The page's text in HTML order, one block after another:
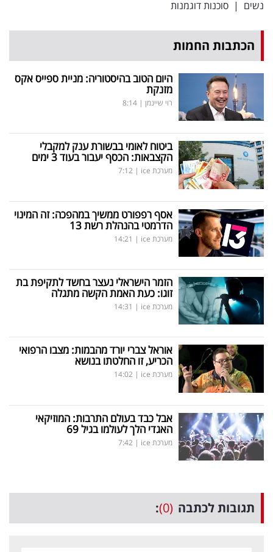
נשים | סוכנות דוגמנות
הכתבות החמות
היום הטוב בהיסטוריה: מניית ספייס אקס
מזנקת
רוי שיינמן |
8:14
ביטוח לאומי בבשורת ענק למקבלי
הקצבאות: הכסף יעבור בעוד 3 ימים
מערכת ice |
7:12
אסף רפפורט ממשיך במהפכה: זה המינוי
הדרמטי בהנהלת רשת 13
מערכת ice |
14:21
הזמר הישראלי נעצר בחשד לתקיפת בת
זוגו: כעת האמת הקשה מתגלה
מערכת ice |
14:31
אוראל צברי יורד מהבמות: מצבו הרפואי
הכריע, זו החלטתו בנושא
מערכת ice |
14:02
אבל כבד בעולם התרבות: המוזיקאי
האגדי הלך לעולמו בגיל 69
מערכת ice |
7:42
תגובות לכתבה (0)
: